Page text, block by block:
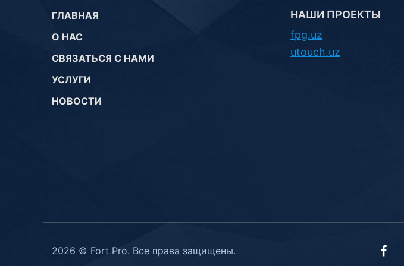
ГЛАВНАЯ
О НАС
СВЯЗАТЬСЯ С НАМИ
УСЛУГИ
НОВОСТИ
НАШИ ПРОЕКТЫ
fpg.uz
utouch.uz
2026 © Fort Pro. Все права защищены.